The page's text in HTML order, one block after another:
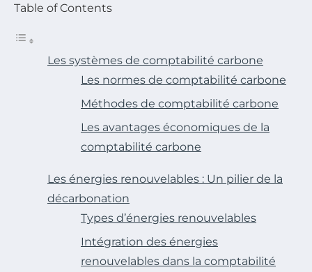
Table of Contents
Les systèmes de comptabilité carbone
Les normes de comptabilité carbone
Méthodes de comptabilité carbone
Les avantages économiques de la
comptabilité carbone
Les énergies renouvelables : Un pilier de la
décarbonation
Types d’énergies renouvelables
Intégration des énergies
renouvelables dans la comptabilité